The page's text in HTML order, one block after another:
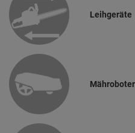
Leihgeräte